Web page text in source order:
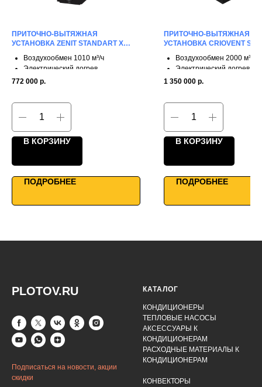
ПРИТОЧНО-ВЫТЯЖНАЯ
УСТАНОВКА ZENIT STANDART X
Воздухообмен 1010 м³/ч
Электрический догрев
2 ступени рекуперации
Умное управление
772 000 р.
В КОРЗИНУ
ПОДРОБНЕЕ
ПРИТОЧНО-ВЫТЯЖНАЯ
УСТАНОВКА CRIOVENT S
Воздухообмен 2000 м³/ч
Электрический догрев
4 ступени рекуперации
энергоэффективность
Умное управление
1 350 000 р.
В КОРЗИНУ
ПОДРОБНЕЕ
PLOTOV.RU
Подписаться на новости, акции
скидки
КАТАЛОГ
КОНДИЦИОНЕРЫ
ТЕПЛОВЫЕ НАСОСЫ
АКСЕССУАРЫ К
КОНДИЦИОНЕРАМ
РАСХОДНЫЕ МАТЕРИАЛЫ К
КОНДИЦИОНЕРАМ
КОНВЕКТОРЫ